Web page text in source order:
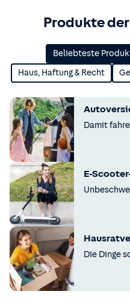
Produkte der
Beliebteste
Haus, Haftung & Recht
Damit
E-
Die Dinge